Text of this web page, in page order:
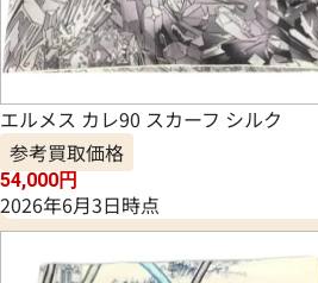
エルメス カレ90 スカーフ シルク
参考買取価格
54,000円
2026年6月3日時点